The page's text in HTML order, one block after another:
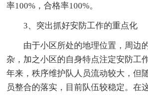
率100%，合格率100%。
3、突出抓好安防工作的重点化
由于小区所处的地理位置，周边
杂，加之小区的自身特点注定安防工
年来，秩序维护队人员流动较大，但
员整合的落实，目前队伍较稳定。在